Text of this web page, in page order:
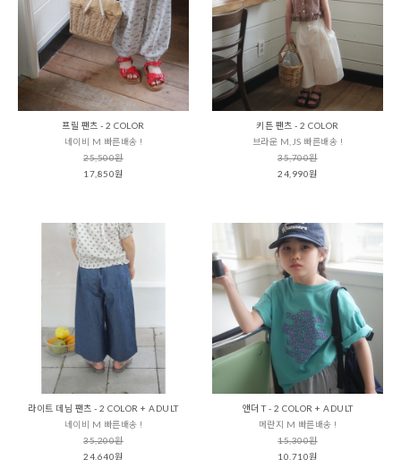
프릴 팬츠 - 2 COLOR
네이비 M 빠른배송 !
25,500원
17,850원
키튼 팬츠 - 2 COLOR
브라운 M,JS 빠른배송 !
35,700원
24,990원
라이트 데님 팬츠 - 2 COLOR + ADULT
네이비 M 빠른배송 !
35,200원
24,640원
앤더 T - 2 COLOR + ADULT
메란지 M 빠른배송 !
15,300원
10,710원